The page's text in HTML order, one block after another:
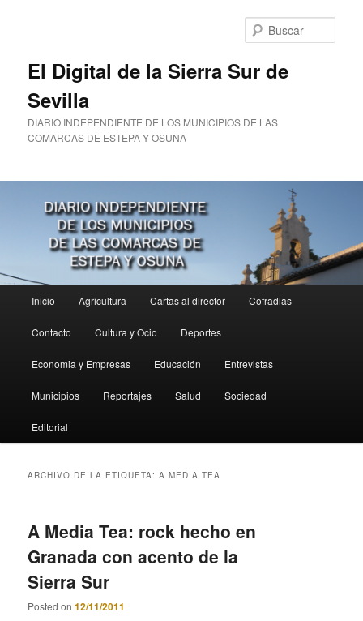
El Digital de la Sierra Sur de
Sevilla
DIARIO INDEPENDIENTE DE LOS MUNICIPIOS DE LAS
COMARCAS DE ESTEPA Y OSUNA
principal
Inicio Agricultura Cartas al director Cofradias
Contacto Cultura y Ocio Deportes
Economia y Empresas Educación Entrevistas
Municipios Reportajes Salud Sociedad
Editorial
ARCHIVO DE LA ETIQUETA:A MEDIA TEA
A Media Tea: rock hecho en
Granada con acento de la
Sierra Sur
Posted on12/11/2011